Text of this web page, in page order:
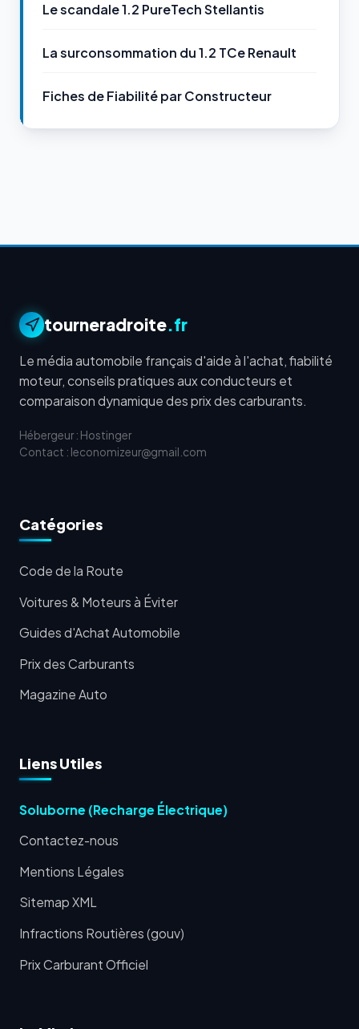
Le scandale 1.2 PureTech Stellantis
La surconsommation du 1.2 TCe Renault
Fiches de Fiabilité par Constructeur
tourneradroite.fr
Le média automobile français d'aide à l'achat, fiabilité
moteur, conseils pratiques aux conducteurs et
comparaison dynamique des prix des carburants.
Hébergeur : Hostinger
Contact : leconomizeur@gmail.com
Catégories
Code de la Route
Voitures & Moteurs à Éviter
Guides d'Achat Automobile
Prix des Carburants
Magazine Auto
Liens Utiles
Soluborne (Recharge Électrique)
Contactez-nous
Mentions Légales
Sitemap XML
Infractions Routières (gouv)
Prix Carburant Officiel